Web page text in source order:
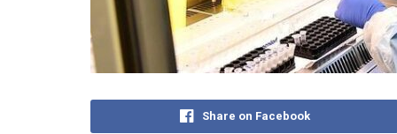
Share on Facebook